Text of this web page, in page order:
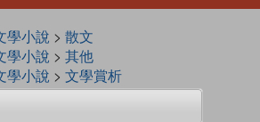
學小說 > 散文
學小說 > 其他
學小說 > 文學賞析